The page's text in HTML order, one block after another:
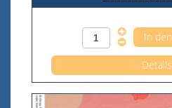
Details